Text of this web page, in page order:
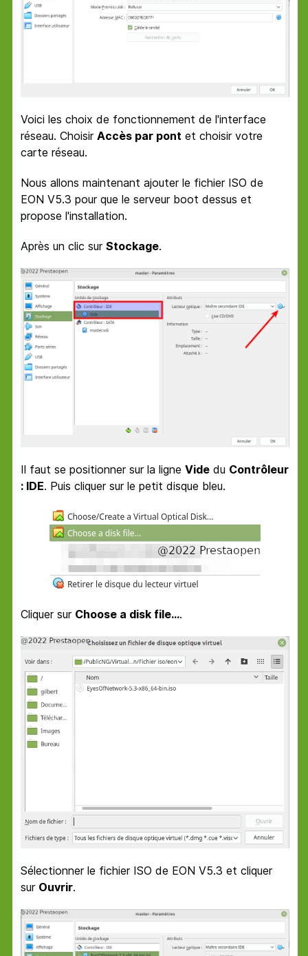
Voici les choix de fonctionnement de l'interface
réseau. Choisir Accès par pont et choisir votre
carte réseau.
Nous allons maintenant ajouter le fichier ISO de
EON V5.3 pour que le serveur boot dessus et
propose l'installation.
Après un clic sur Stockage.
Il faut se positionner sur la ligne Vide du Contrôleur
: IDE. Puis cliquer sur le petit disque bleu.
Cliquer sur Choose a disk file....
Sélectionner le fichier ISO de EON V5.3 et cliquer
sur Ouvrir.